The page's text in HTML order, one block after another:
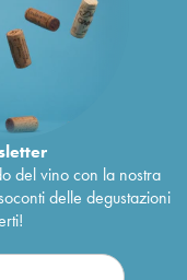
del vino con la nostra
delle degustazioni